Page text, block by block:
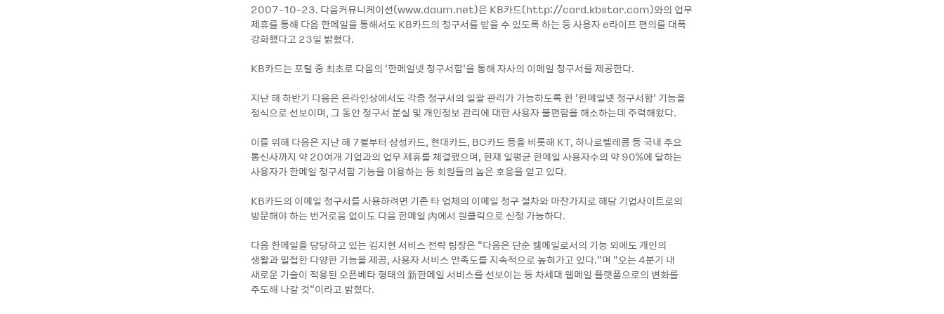
2007-10-23. 다음커뮤니케이션(www.daum.net)은 KB카드(http://card.kbstar.com)와의 업무
제휴를 통해 다음 한메일을 통해서도 KB카드의 청구서를 받을 수 있도록 하는 등 사용자 e라이프 편의를 대폭
강화했다고 23일 밝혔다.
KB카드는 포털 중 최초로 다음의 ‘한메일넷 청구서함’을 통해 자사의 이메일 청구서를 제공한다.
지난 해 하반기 다음은 온라인상에서도 각종 청구서의 일괄 관리가 가능하도록 한 ‘한메일넷 청구서함’ 기능을
정식으로 선보이며, 그 동안 청구서 분실 및 개인정보 관리에 대한 사용자 불편함을 해소하는데 주력해왔다.
이를 위해 다음은 지난 해 7월부터 삼성카드, 현대카드, BC카드 등을 비롯해 KT, 하나로텔레콤 등 국내 주요
통신사까지 약 20여개 기업과의 업무 제휴를 체결했으며, 현재 일평균 한메일 사용자수의 약 90%에 달하는
사용자가 한메일 청구서함 기능을 이용하는 등 회원들의 높은 호응을 얻고 있다.
KB카드의 이메일 청구서를 사용하려면 기존 타 업체의 이메일 청구 절차와 마찬가지로 해당 기업사이트로의
방문해야 하는 번거로움 없이도 다음 한메일 內에서 원클릭으로 신청 가능하다.
다음 한메일을 담당하고 있는 김지현 서비스 전략 팀장은 "다음은 단순 웹메일로서의 기능 외에도 개인의
생활과 밀접한 다양한 기능을 제공, 사용자 서비스 만족도를 지속적으로 높혀가고 있다."며 "오는 4분기 내
새로운 기술이 적용된 오픈베타 형태의 新한메일 서비스를 선보이는 등 차세대 웹메일 플랫폼으로의 변화를
주도해 나갈 것"이라고 밝혔다.